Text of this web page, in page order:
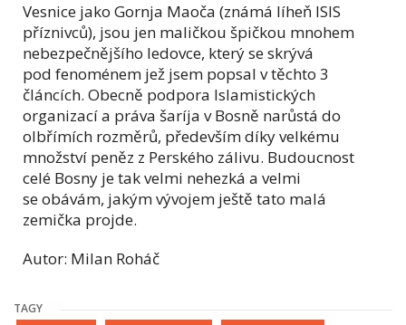
Vesnice jako Gornja Maoča (známá líheň ISIS
příznivců), jsou jen maličkou špičkou mnohem
nebezpečnějšího ledovce, který se skrývá
pod fenoménem jež jsem popsal v těchto 3
článcích. Obecně podpora Islamistických
organizací a práva šaríja v Bosně narůstá do
olbřímích rozměrů, především díky velkému
množství peněz z Perského zálivu. Budoucnost
celé Bosny je tak velmi nehezká a velmi
se obávám, jakým vývojem ještě tato malá
zemička projde.
Autor: Milan Roháč
TAGY